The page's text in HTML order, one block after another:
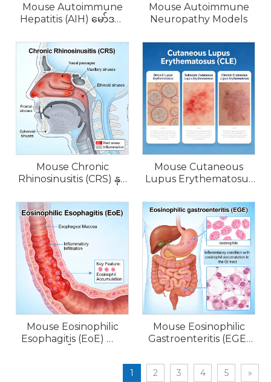
Mouse Autoimmune
Hepatitis (AIH) မော်ဒယ်
Mouse Autoimmune
Neuropathy Models
Mouse Chronic
Rhinosinusitis (CRS) နှင့်
Mouse Cutaneous
Lupus Erythematosus
Mouse Eosinophilic
Esophagitis (EoE) မော်
Mouse Eosinophilic
Gastroenteritis (EGE)
1 2 3 4 5 »